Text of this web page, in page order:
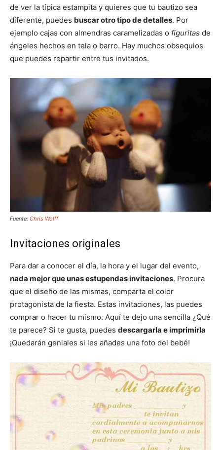
de ver la típica estampita y quieres que tu bautizo sea
diferente, puedes buscar otro tipo de detalles. Por
ejemplo cajas con almendras caramelizadas o figuritas de
ángeles hechos en tela o barro. Hay muchos obsequios
que puedes repartir entre tus invitados.
Fuente: Chris Wolff
Invitaciones originales
Para dar a conocer el día, la hora y el lugar del evento,
nada mejor que unas estupendas invitaciones. Procura
que el diseño de las mismas, comparta el color
protagonista de la fiesta. Estas invitaciones, las puedes
comprar o hacer tu mismo. Aquí te dejo una sencilla ¿Qué
te parece? Si te gusta, puedes descargarla e imprimirla
¡Quedarán geniales si les añades una foto del bebé!